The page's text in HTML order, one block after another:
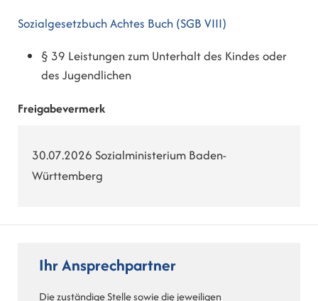
Sozialgesetzbuch Achtes Buch (SGB VIII)
§ 39 Leistungen zum Unterhalt des Kindes oder
des Jugendlichen
Freigabevermerk
30.07.2026 Sozialministerium Baden-
Württemberg
Ihr Ansprechpartner
Die zuständige Stelle sowie die jeweiligen